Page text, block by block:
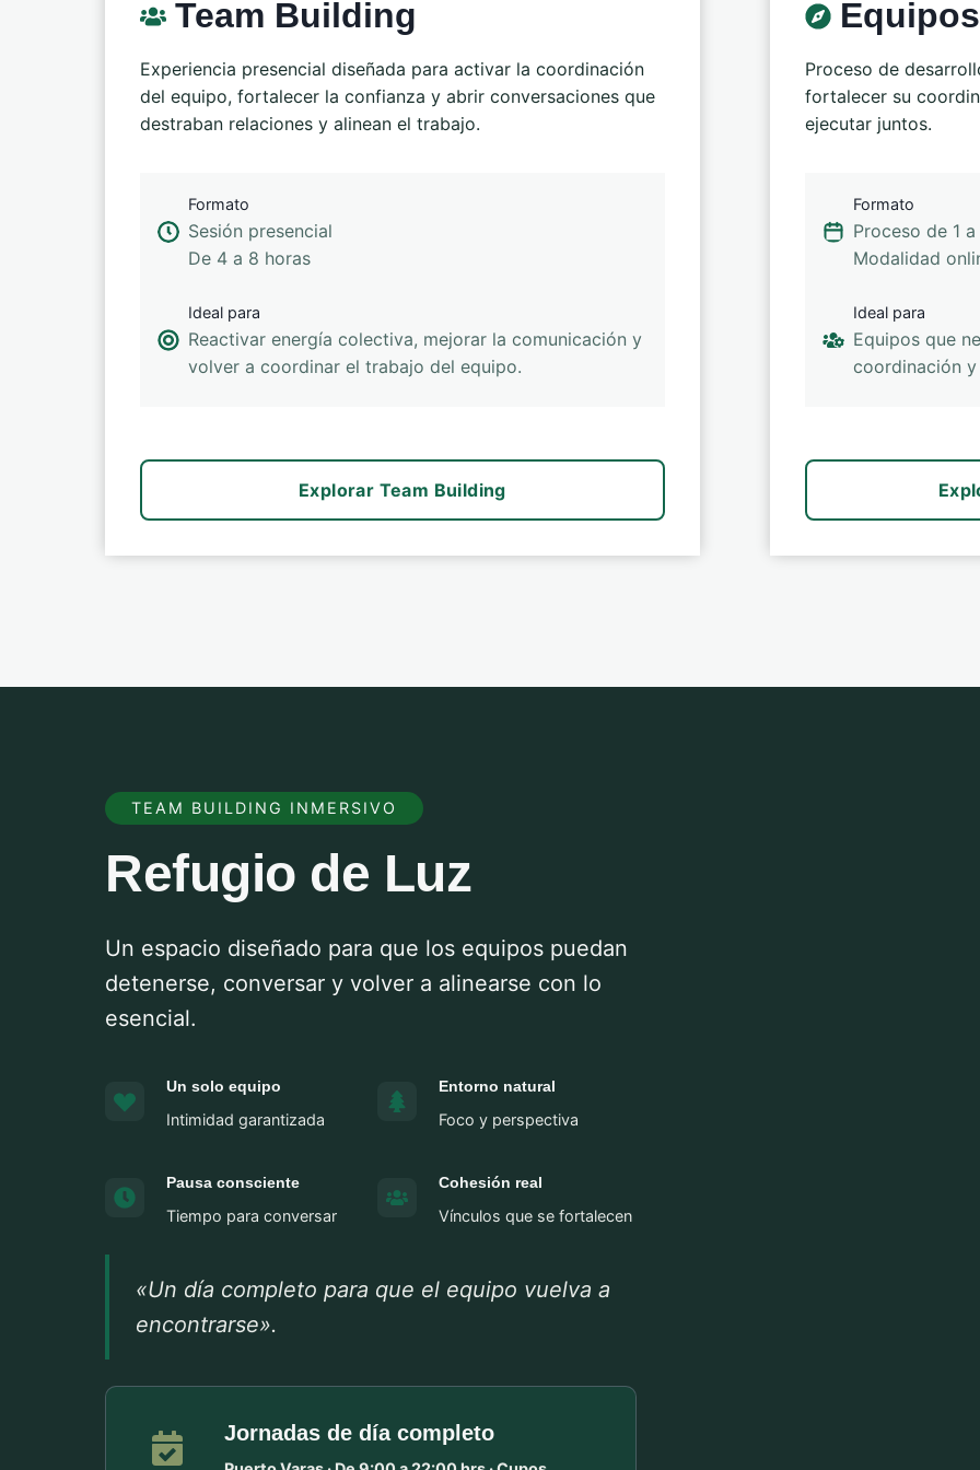
Team Building
Experiencia presencial diseñada para activar la coordinación
del equipo, fortalecer la confianza y abrir conversaciones que
destraban relaciones y alinean el trabajo.
Formato
Sesión presencial
De 4 a 8 horas
Ideal para
Reactivar energía colectiva, mejorar la comunicación y
volver a coordinar el trabajo del equipo.
Explorar Team Building
Proceso de
fortalecer su
ejecutar juntos.
Formato
Proceso de 1
Modalidad
Ideal para
Equipos que
coordinación
TEAM BUILDING INMERSIVO
Refugio de Luz
Un espacio diseñado para que los equipos puedan
detenerse, conversar y volver a alinearse con lo
esencial.
Un solo equipo
Intimidad garantizada
Entorno natural
Foco y perspectiva
Pausa consciente
Tiempo para conversar
Cohesión real
Vínculos que se fortalecen
«Un día completo para que el equipo vuelva a
encontrarse».
Jornadas de día completo